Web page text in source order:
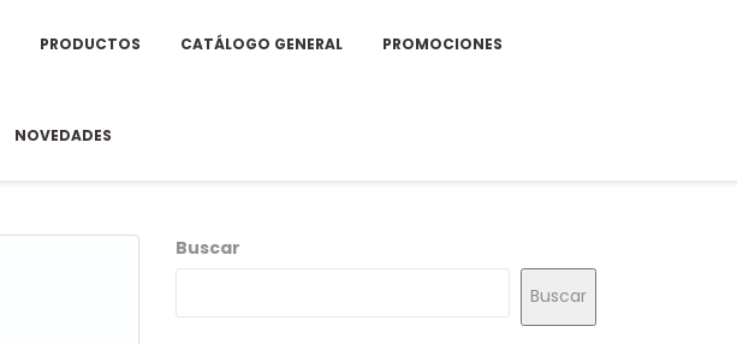
PRODUCTOS CATÁLOGO GENERAL PROMOCIONES
NOVEDADES
Buscar
Buscar